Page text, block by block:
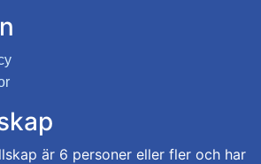
är 6 personer eller fler och har